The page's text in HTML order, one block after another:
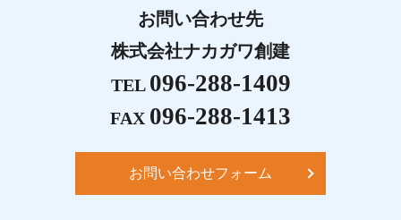
お問い合わせ先
株式会社ナカガワ創建
TEL 096-288-1409
FAX 096-288-1413
お問い合わせフォーム